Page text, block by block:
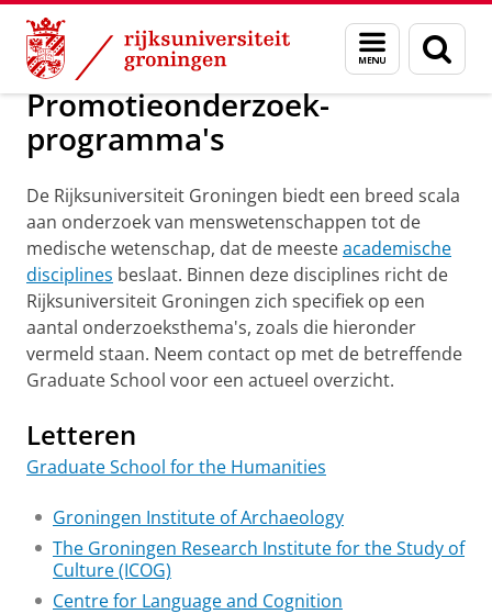
Skip
Content
Skip
Navigation
Menu
en
zoeken
Onderwijs Promotietrajecten Toekomstige promovendi
Promotieonderzoek-
programma's
De Rijksuniversiteit Groningen biedt een breed scala
aan onderzoek van menswetenschappen tot de
medische wetenschap, dat de meesteacademische
disciplines beslaat. Binnen deze disciplines richt de
Rijksuniversiteit Groningen zich specifiek op een
aantal onderzoeksthema's, zoals die hieronder
vermeld staan. Neem contact op met de betreffende
Graduate School voor een actueel overzicht.
Letteren
Graduate School for the Humanities
Groningen Institute of Archaeology
The Groningen Research Institute for the Study of
Culture (ICOG)
Centre for Language and Cognition